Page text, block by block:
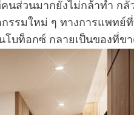
นส่วนมากยังไม่กล้าทำ กลั
รรมใหม่ ๆ ทางการแพท
โบท็อกซ์ กลายเป็นของที่ข